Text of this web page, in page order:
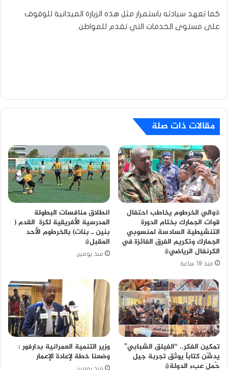
كما تعهد سيادته باستمرار مثل هذه الزيارة الميدانية للوقوف
على مستوى الخدمات التي تقدم للمواطن.
مقالات ذات صلة
*والي الخرطوم يخاطب احتفال
قوات الجمارك بختام الدورة
التنشيطية السادسة لمنسوبي
الجمارك وتكريم الفرق الفائزة في
الكرنفال الرياضي*
منذ 19 ساعة
انطلاق منافسات البطولة
المدرسية الأفريقية لكرة القدم (
بنين ـ بنات) بالخرطوم الأحد
المقبل*
منذ يومين
تمكين الفكر.. “الفيلق الشبابي”
يدشّن كتاباً يوثق تجربة جيل
حُمل عبء الدولة*
وزير التنمية العمرانية بدارفور :
وضعنا خطة لإعادة الإعمار
منذ يومين